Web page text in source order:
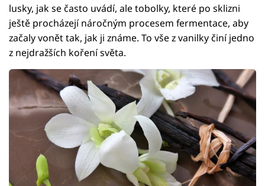
lusky, jak se často uvádí, ale tobolky, které po sklizni
ještě procházejí náročným procesem fermentace, aby
začaly vonět tak, jak ji známe. To vše z vanilky činí jedno
z nejdražších koření světa.